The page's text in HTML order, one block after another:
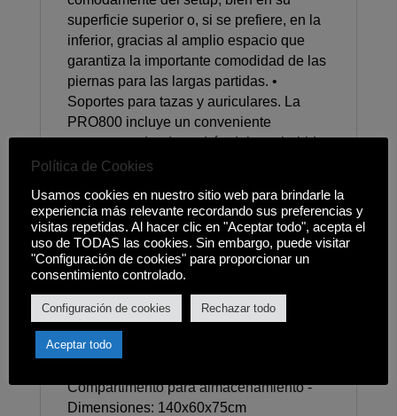
superficie superior o, si se prefiere, en la
inferior, gracias al amplio espacio que
garantiza la importante comodidad de las
piernas para las largas partidas. •
Soportes para tazas y auriculares. La
PRO800 incluye un conveniente
portatazas, donde podrás dejar tu bebida
sin peligro de derrame para el juego, así
evitando que el cable se enrede con el
resto de periféricos del setup,
optimizando al máximo la gestión del
espacio y manteniendo el orden. •
de luces diferentes - Cambio de color
mediante botón tactil - Mesa de fibra de
carbono 18mm - Alfombrilla 140cm -
Compartimento para almacenamiento -
Dimensiones: 140x60x75cm
Política de Cookies
Usamos cookies en nuestro sitio web para brindarle la
experiencia más relevante recordando sus preferencias y
visitas repetidas. Al hacer clic en "Aceptar todo", acepta el
uso de TODAS las cookies. Sin embargo, puede visitar
"Configuración de cookies" para proporcionar un
consentimiento controlado.
Configuración de cookies Rechazar todo
Aceptar todo